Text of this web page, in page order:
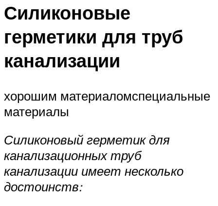
Силиконовые
герметики для труб
канализации
хорошим материаломспециальные
материалы
Силиконовый герметик для
канализационных труб
канализации имеет несколько
достоинств: